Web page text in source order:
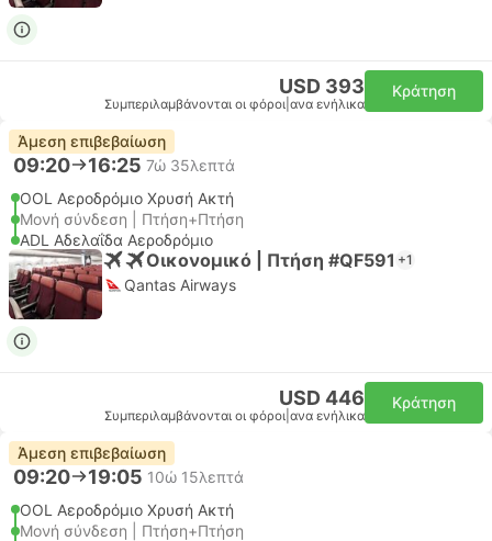
USD 393
Συμπεριλαμβάνονται οι φόροι ανα ενήλικα
Κράτηση
Άμεση επιβεβαίωση
09:20 16:25 7ώ 35λεπτά
OOL Αεροδρόμιο Χρυσή Ακτή
Μονή σύνδεση | Πτήση+Πτήση
ADL Αδελαΐδα Αεροδρόμιο
Οικονομικό | Πτήση #QF591 +1
Qantas Airways
USD 446
Συμπεριλαμβάνονται οι φόροι ανα ενήλικα
Κράτηση
Άμεση επιβεβαίωση
09:20 19:05 10ώ 15λεπτά
OOL Αεροδρόμιο Χρυσή Ακτή
Μονή σύνδεση | Πτήση+Πτήση